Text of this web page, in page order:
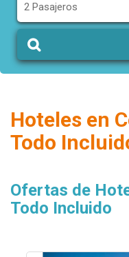
2 Pasajeros
Hoteles en
Todo
Ofertas de
Todo Incluido